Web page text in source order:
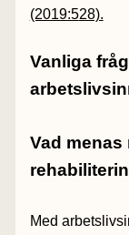
(2019:528).
Vanliga
Vad
Med